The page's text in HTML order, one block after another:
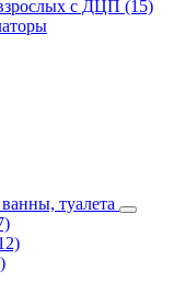
с ДЦП (15)
туалета